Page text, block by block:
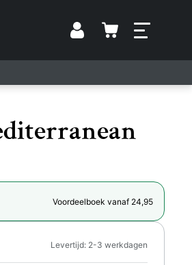
Voordeelboek vanaf 24,95
Levertijd: 2-3 werkdagen